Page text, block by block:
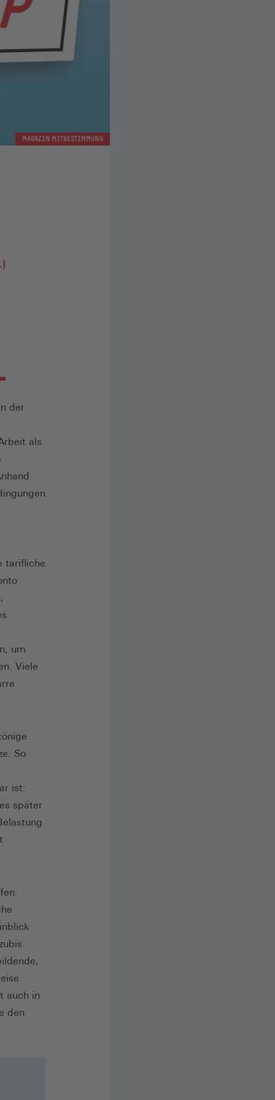
MAGAZIN MITBESTIMMUNG
der
als
tarifliche
um
Viele
So
ist:
später
auch in
den